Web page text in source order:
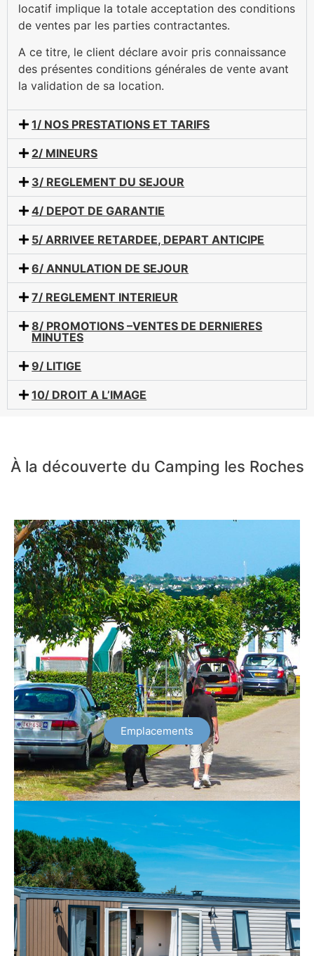
locatif implique la totale acceptation des conditions
de ventes par les parties contractantes.
A ce titre, le client déclare avoir pris connaissance
des présentes conditions générales de vente avant
la validation de sa location.
1/ NOS PRESTATIONS ET TARIFS
2/ MINEURS
3/ REGLEMENT DU SEJOUR
4/ DEPOT DE GARANTIE
5/ ARRIVEE RETARDEE, DEPART ANTICIPE
6/ ANNULATION DE SEJOUR
7/ REGLEMENT INTERIEUR
8/ PROMOTIONS –VENTES DE DERNIERES
MINUTES
9/ LITIGE
10/ DROIT A L’IMAGE
À la découverte du Camping les Roches
Emplacements